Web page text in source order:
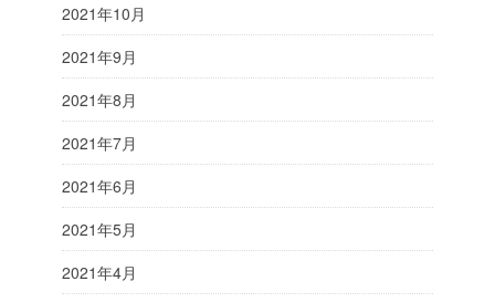
2021年10月
2021年9月
2021年8月
2021年7月
2021年6月
2021年5月
2021年4月